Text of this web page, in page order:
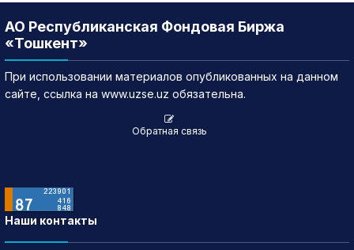
АО Республиканская Фондовая Биржа
«Тошкент»
При использовании материалов опубликованных на данном
сайте, ссылка на www.uzse.uz обязательна.
Обратная связь
Наши контакты